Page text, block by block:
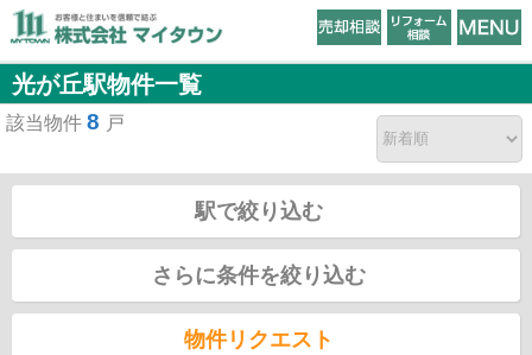
光が丘駅物件一覧
該当物件 8 戸
駅で絞り込む
さらに条件を絞り込む
物件リクエスト